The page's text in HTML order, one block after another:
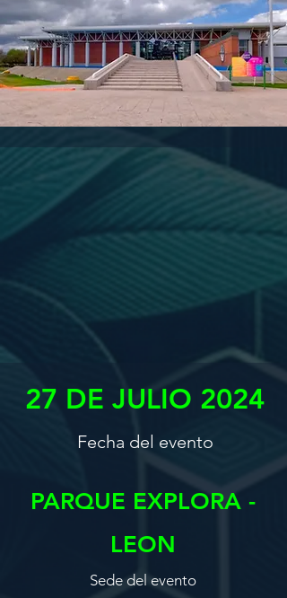
27 DE JULIO 2024
Fecha del evento
PARQUE EXPLORA -
LEON
Sede del evento